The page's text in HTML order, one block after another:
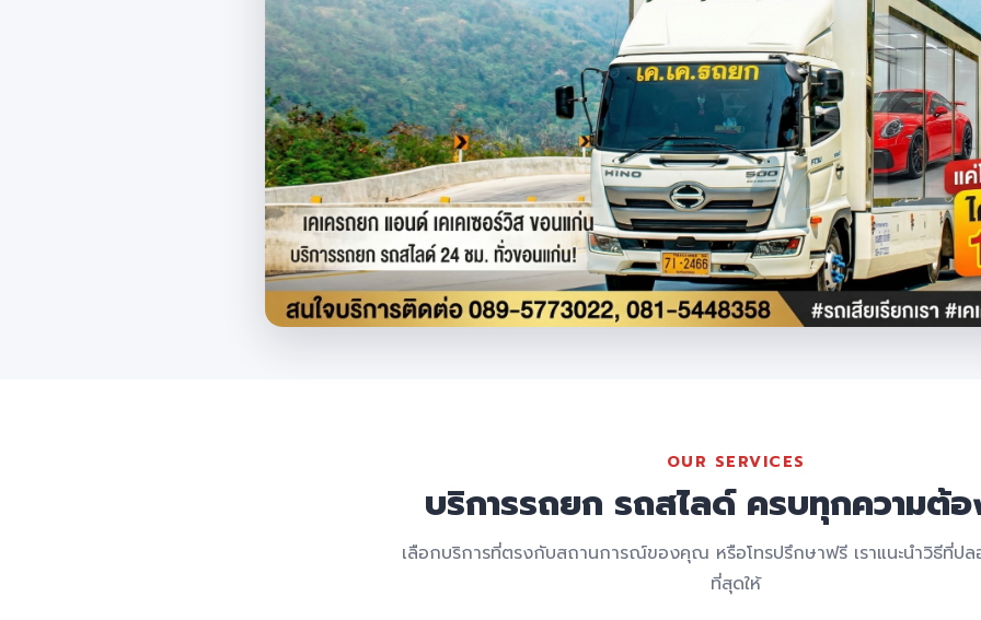
OUR SERVICES
บริการรถยก รถสไลด์ ครบทุกความต้อ
เลือกบริการที่ตรงกับสถานการณ์ของคุณ หรือโทรปรึกษาฟรี เราแนะนำวิธีที่ป
ที่สุดให้